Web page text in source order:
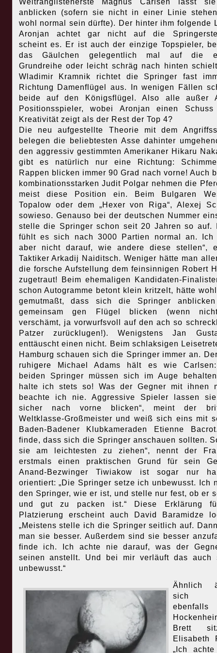
Weltranglistenerste Magnus Carlsen lässt
anblicken (sofern sie nicht in einer Linie
wohl normal sein dürfte). Der hinter ihm folgende
Aronjan achtet gar nicht auf die
scheint es. Er ist auch der einzige Topspieler,
das Gäulchen gelegentlich mal auf die
Grundreihe oder leicht schräg nach hinten
Wladimir Kramnik richtet die Springer fast
Richtung Damenflügel aus. In wenigen Fällen
beide auf den Königsflügel. Also alle außer
Positionsspieler, wobei Aronjan einen Schuss
Kreativität zeigt als der Rest der Top 4?
Die neu aufgestellte Theorie mit dem
belegen die beliebtesten Asse dahinter
den aggressiv gestimmten Amerikaner Hikaru
gibt es natürlich nur eine Richtung:
Rappen blicken immer 90 Grad nach vorne! Auch
kombinationsstarken Judit Polgar nehmen die
meist diese Position ein. Beim Bulgaren
Topalow oder dem „Hexer von Riga“, Alexej
sowieso. Genauso bei der deutschen Nummer
stelle die Springer schon seit 20 Jahren so auf.
fühlt es sich nach 3000 Partien normal an. Ich
aber nicht darauf, wie andere diese stellen“,
Taktiker Arkadij Naiditsch. Weniger hätte man
die forsche Aufstellung dem feinsinnigen Robert
zugetraut! Beim ehemaligen Kandidaten-
schon Autogramme betont klein kritzelt, hätte
gemutmaßt, dass sich die Springer
gemeinsam gen Flügel blicken (wenn
verschämt, ja vorwurfsvoll auf den ach so
Patzer zurücklugen!). Wenigstens Jan
enttäuscht einen nicht. Beim schlaksigen
Hamburg schauen sich die Springer immer an.
ruhigere Michael Adams hält es wie
beiden Springer müssen sich im Auge
halte ich stets so! Was der Gegner mit ihnen
beachte ich nie. Aggressive Spieler lassen
sicher nach vorne blicken“, meint der
Weltklasse-Großmeister und weiß sich eins mit
Baden-Badener Klubkameraden Etienne
finde, dass sich die Springer anschauen sollten.
sie am leichtesten zu ziehen“, nennt der
erstmals einen praktischen Grund für sein
Anand-Bezwinger Tiwiakow ist sogar nur
orientiert: „Die Springer setze ich unbewusst. Ich
den Springer, wie er ist, und stelle nur fest, ob er
und gut zu packen ist.“ Diese Erklärung
Platzierung erscheint auch David Baramidze
„Meistens stelle ich die Springer seitlich auf.
man sie besser. Außerdem sind sie besser
finde ich. Ich achte nie darauf, was der
seinen anstellt. Und bei mir verläuft das auch
unbewusst.“
Ähnlich
sich
Brett
Elisabeth
„Ich